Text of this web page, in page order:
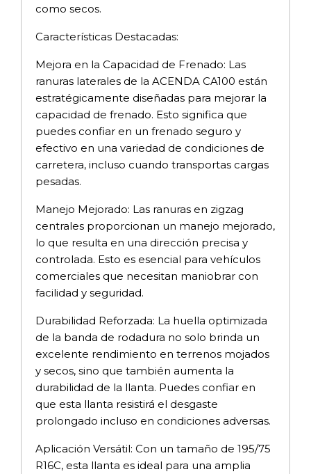
como secos.
Características Destacadas:
Mejora en la Capacidad de Frenado: Las
ranuras laterales de la ACENDA CA100 están
estratégicamente diseñadas para mejorar la
capacidad de frenado. Esto significa que
puedes confiar en un frenado seguro y
efectivo en una variedad de condiciones de
carretera, incluso cuando transportas cargas
pesadas.
Manejo Mejorado: Las ranuras en zigzag
centrales proporcionan un manejo mejorado,
lo que resulta en una dirección precisa y
controlada. Esto es esencial para vehículos
comerciales que necesitan maniobrar con
facilidad y seguridad.
Durabilidad Reforzada: La huella optimizada
de la banda de rodadura no solo brinda un
excelente rendimiento en terrenos mojados
y secos, sino que también aumenta la
durabilidad de la llanta. Puedes confiar en
que esta llanta resistirá el desgaste
prolongado incluso en condiciones adversas.
Aplicación Versátil: Con un tamaño de 195/75
R16C, esta llanta es ideal para una amplia